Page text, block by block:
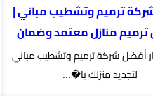
ترميم وتشطيب مباني |
منازل معتمد وضمان
أفضل شركة ترميم وتشطيب مباني
لتجديد منزلك با�...